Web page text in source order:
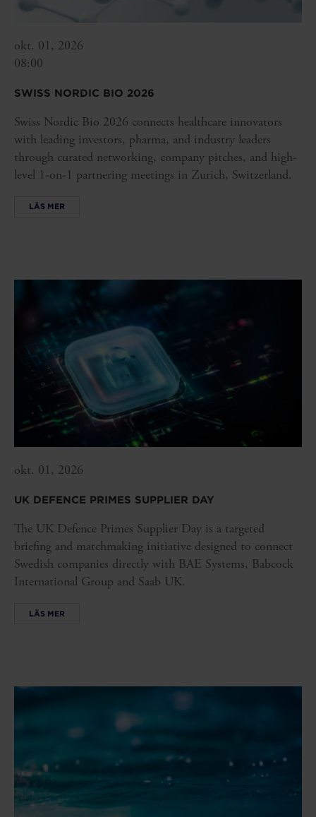
okt. 01, 2026
08:00
SWISS NORDIC BIO 2026
Swiss Nordic Bio 2026 connects healthcare innovators
with leading investors, pharma, and industry leaders
through curated networking, company pitches, and high-
level 1-on-1 partnering meetings in Zurich, Switzerland.
LÄS MER
okt. 01, 2026
UK DEFENCE PRIMES SUPPLIER DAY
The UK Defence Primes Supplier Day is a targeted
briefing and matchmaking initiative designed to connect
Swedish companies directly with BAE Systems, Babcock
International Group and Saab UK.
LÄS MER